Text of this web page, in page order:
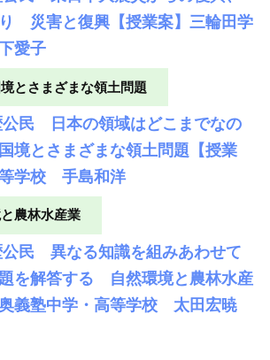
災害と復興【授業案】三輪田学
愛子
とさまざまな領土問題
民 日本の領域はどこまでなの
境とさまざまな領土問題【授業
学校 手島和洋
農林水産業
民 異なる知識を組みあわせて
を解答する 自然環境と農林水産
義塾中学・高等学校 太田宏暁